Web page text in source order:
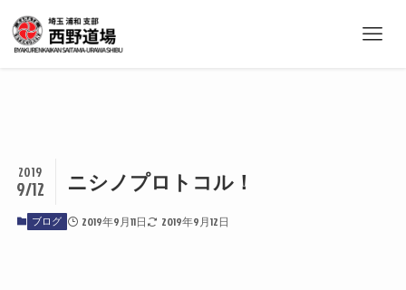
ニシノプロトコル！
2019
9/12
ブログ 2019年9月11日 2019年9月12日